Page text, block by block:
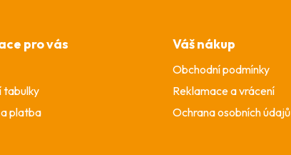
pro vás
tabulky
platba
Váš nákup
Obchodní podmínky
Reklamace a vrácení
Ochrana osobních údajů